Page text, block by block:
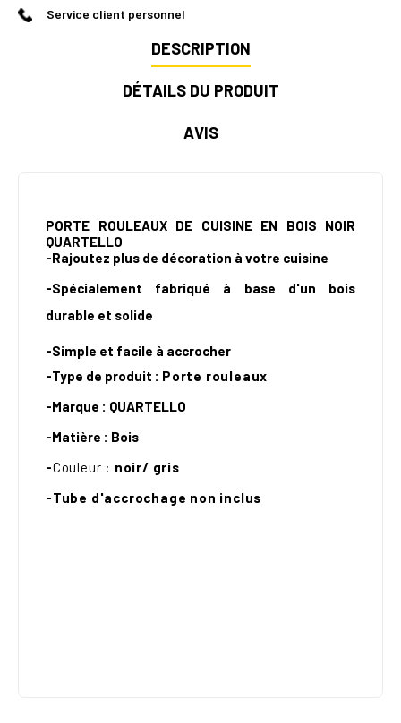
Service client personnel
DESCRIPTION
DÉTAILS DU PRODUIT
AVIS
PORTE ROULEAUX DE CUISINE EN BOIS NOIR
QUARTELLO
-Rajoutez plus de décoration à votre cuisine
-Spécialement fabriqué à base d'un bois
durable et solide
-Simple et facile à accrocher
-Type de produit : Porte rouleaux
-Marque : QUARTELLO
-Matière : Bois
-Couleur : noir/ gris
-Tube d'accrochage non inclus